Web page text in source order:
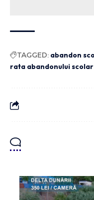
TAGGED: abandon
rata abandonului